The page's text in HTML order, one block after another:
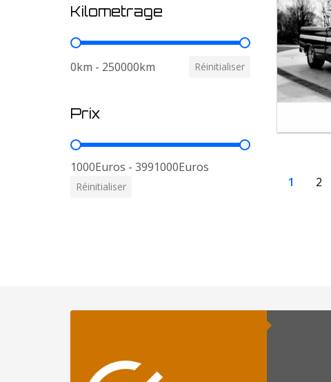
Kilometrage
Kilometrage
0km - 250000km Réinitialiser
Prix
Prix
1000Euros - 3991000Euros
Réinitialiser 1 2